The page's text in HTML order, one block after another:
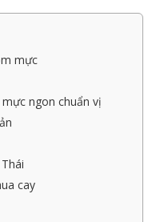
mực
ngon chuẩn vị
cay